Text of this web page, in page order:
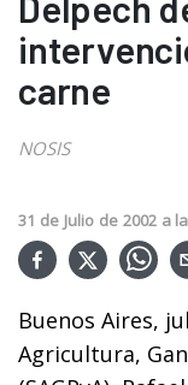
carne
NOSIS
31 de Julio de 2002 a
Buenos Aires,
Agricultura,